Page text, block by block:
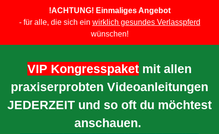
!ACHTUNG! Einmaliges Angebot
- für alle, die sich ein wirklich gesundes Verlasspferd
wünschen!
VIP Kongresspaket mit allen
praxiserprobten Videoanleitungen
JEDERZEIT und so oft du möchtest
anschauen.